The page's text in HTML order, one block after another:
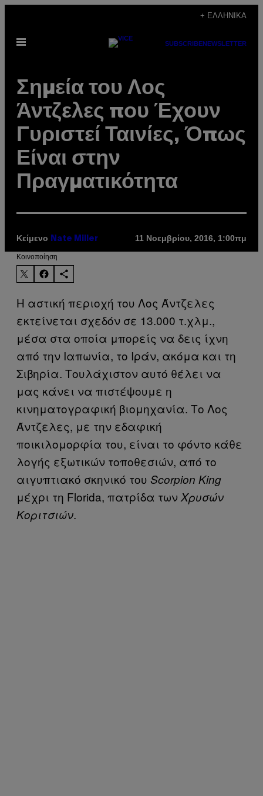
περιεχόμενο
+ ΕΛΛΗΝΙΚΆ
Ανοίξτε
SUBSCRIBENEWSLETTER
Σημεία του Λος
Άντζελες που Έχουν
Γυριστεί Ταινίες, Όπως
Είναι στην
Πραγματικότητα
Κείμενο Nate Miller 11 Νοεμβρίου, 2016, 1:00πμ
Kοινοποίηση
Η αστική περιοχή του Λος Άντζελες
εκτείνεται σχεδόν σε 13.000 τ.χλμ.,
μέσα στα οποία μπορείς να δεις ίχνη
από την Ιαπωνία, το Ιράν, ακόμα και τη
Σιβηρία. Τουλάχιστον αυτό θέλει να
μας κάνει να πιστέψουμε η
κινηματογραφική βιομηχανία. Το Λος
Άντζελες, με την εδαφική
ποικιλομορφία του, είναι το φόντο κάθε
λογής εξωτικών τοποθεσιών, από το
αιγυπτιακό σκηνικό του Scorpion King
μέχρι τη Florida, πατρίδα των Χρυσών
Κοριτσιών.